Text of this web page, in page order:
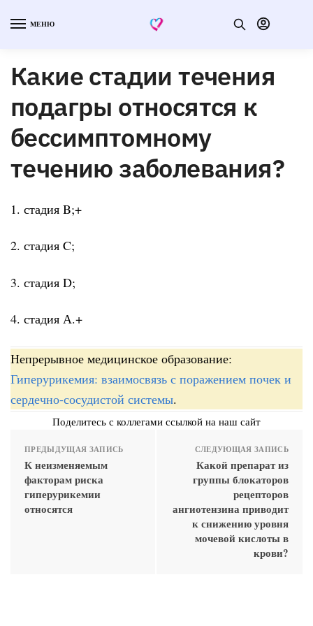
МЕНЮ
Какие стадии течения
подагры относятся к
бессимптомному
течению заболевания?
1. стадия B;+
2. стадия C;
3. стадия D;
4. стадия А.+
Непрерывное медицинское образование:
Гиперурикемия: взаимосвязь с поражением почек и
сердечно-сосудистой системы.
Поделитесь с коллегами ссылкой на наш сайт
ПРЕДЫДУЩАЯ ЗАПИСЬ
К неизменяемым
факторам риска
гиперурикемии
относятся
СЛЕДУЮЩАЯ ЗАПИСЬ
Какой препарат из
группы блокаторов
рецепторов
ангиотензина приводит
к снижению уровня
мочевой кислоты в
крови?